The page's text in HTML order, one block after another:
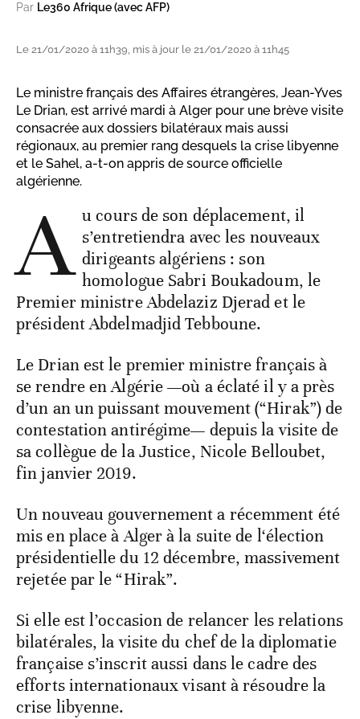
Par Le360 Afrique (avec AFP)
Le 21/01/2020 à 11h39, mis à jour le 21/01/2020 à 11h45
Le ministre français des Affaires étrangères, Jean-Yves
Le Drian, est arrivé mardi à Alger pour une brève visite
consacrée aux dossiers bilatéraux mais aussi
régionaux, au premier rang desquels la crise libyenne
et le Sahel, a-t-on appris de source officielle
algérienne.
A u cours de son déplacement, il
s’entretiendra avec les nouveaux
dirigeants algériens : son
homologue Sabri Boukadoum, le
Premier ministre Abdelaziz Djerad et le
président Abdelmadjid Tebboune.
Le Drian est le premier ministre français à
se rendre en Algérie —où a éclaté il y a près
d’un an un puissant mouvement (“Hirak”) de
contestation antirégime— depuis la visite de
sa collègue de la Justice, Nicole Belloubet,
fin janvier 2019.
Un nouveau gouvernement a récemment été
mis en place à Alger à la suite de l‘élection
présidentielle du 12 décembre, massivement
rejetée par le “Hirak”.
Si elle est l’occasion de relancer les relations
bilatérales, la visite du chef de la diplomatie
française s’inscrit aussi dans le cadre des
efforts internationaux visant à résoudre la
crise libyenne.